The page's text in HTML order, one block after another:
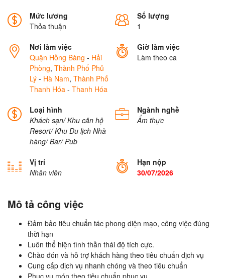
Mức lương
Thỏa thuận
Số lượng
1
Nơi làm việc
Quận Hồng Bàng - Hải
Phòng, Thành Phố Phủ
Lý - Hà Nam, Thành Phố
Thanh Hóa - Thanh Hóa
Giờ làm việc
Làm theo ca
Loại hình
Khách sạn/ Khu căn hộ
Resort/ Khu Du lịch Nhà
hàng/ Bar/ Pub
Ngành nghề
Ẩm thực
Vị trí
Nhân viên
Hạn nộp
30/07/2026
Mô tả công việc
Đảm bảo tiêu chuẩn tác phong diện mạo, công việc đúng
thời hạn
Luôn thể hiện tình thần thái độ tích cực.
Chào đón và hỗ trợ khách hàng theo tiêu chuẩn dịch vụ
Cung cấp dịch vụ nhanh chóng và theo tiêu chuẩn